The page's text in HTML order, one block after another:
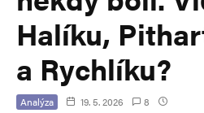
Halíku,
a Rychlíku?
Analýza 19. 5. 2026 8